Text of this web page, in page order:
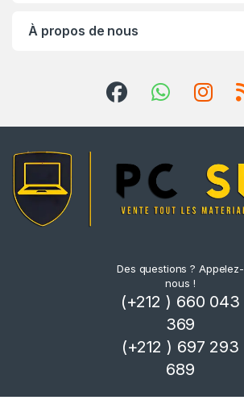
À propos de nous
Des questions ? Appelez-
nous !
(+212 ) 660 043
369
(+212 ) 697 293
689